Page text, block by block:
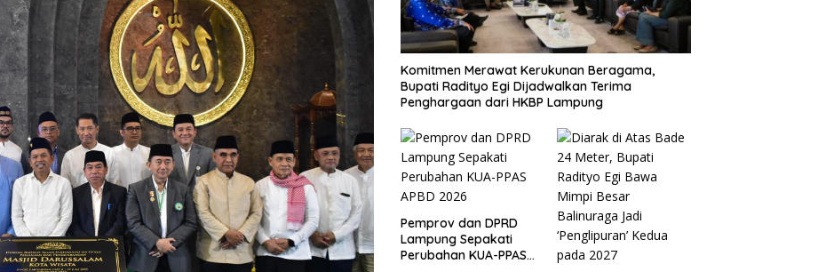
Komitmen Merawat Kerukunan Beragama,
Bupati Radityo Egi Dijadwalkan Terima
Penghargaan dari HKBP Lampung
Pemprov dan DPRD
Lampung Sepakati
Perubahan KUA-PPAS